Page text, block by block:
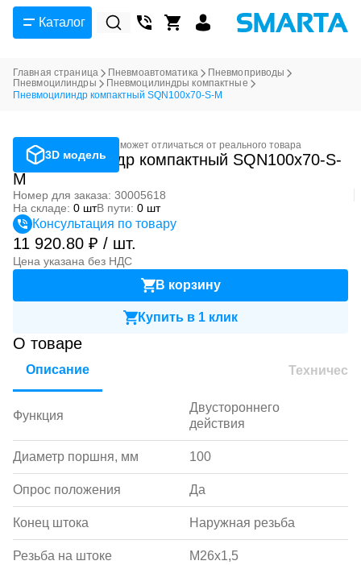
Каталог
Главная страница Пневмоавтоматика
Пневмоприводы
Пневмоцилиндры
Пневмоцилиндры компактные
Пневмоцилиндр компактный SQN100x70-S-M
3D модель
Фотография может отличаться от реального товара
Пневмоцилиндр компактный SQN100x70-S-
M
Номер для заказа: 30005618
На складе: 0 штВ пути: 0 шт
Консультация по товару
11 920.80 ₽ / шт.
Цена указана без НДС
В корзину
Купить в 1 клик
О товаре
Описание
Функция
Двустороннего
действия
Диаметр поршня, мм 100
Опрос положения Да
Конец штока Наружная резьба
Резьба на штоке M26х1,5